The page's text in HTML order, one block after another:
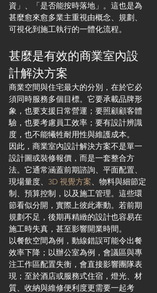
資」、「是否能按時落地」。這也是為
甚麼愈來愈多業主重視由概念、規劃、
可視化到施工執行的一體化流程。
甚麼是有效的商業室內設
計解決方案
商業空間與住宅最大的分別，在於它必
須同時服務多個目標。它要承載品牌形
象，也要支援日常營運；要照顧顧客體
驗，也要考慮員工效率；要有設計辨識
度，也不能犧牲耐用性與維護成本。
因此，商業室內設計解決方案不是單一
設計圖或裝修報價，而是一套整合方
法。它通常涵蓋前期諮詢、平面配置、
現場量度、 3D 視覺方案 、物料與細節定
制、預算控制，以及施工管理。這些環
節看似分開，實際上彼此牽動。若前期
規劃不足，後期再精緻的設計也容易在
施工時失真，甚至影響開業時間。
以餐飲空間為例，動線錯誤可能令出餐
效率下降；以辦公室為例，會議區與專
注工作區配置失衡，會直接影響團隊表
現；至於酒店或服務式住宿，燈光、材
質、收納與維修便利度更需要一起考